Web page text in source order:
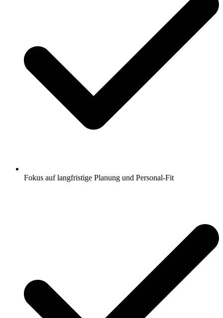
Fokus auf langfristige Planung und Personal-Fit